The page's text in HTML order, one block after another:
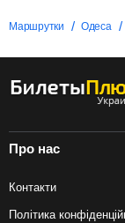
Маршрутки Одеса
Про нас
Контакти
Політика